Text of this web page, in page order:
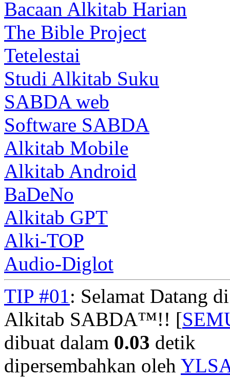
Bacaan Alkitab Harian
The Bible Project
Tetelestai
Studi Alkitab Suku
SABDA web
Software SABDA
Alkitab Mobile
Alkitab Android
BaDeNo
Alkitab GPT
Alki-TOP
Audio-Diglot
TIP #01: Selamat Datang
Alkitab SABDA™!! [
dibuat dalam 0.03 detik
dipersembahkan oleh